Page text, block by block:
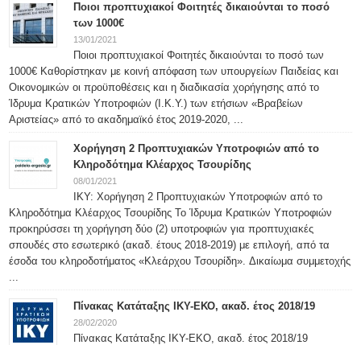
Ποιοι προπτυχιακοί Φοιτητές δικαιούνται το ποσό
των 1000€
13/01/2021
Ποιοι προπτυχιακοί Φοιτητές δικαιούνται το ποσό των
1000€ Καθορίστηκαν με κοινή απόφαση των υπουργείων Παιδείας και
Οικονομικών οι προϋποθέσεις και η διαδικασία χορήγησης από το
Ίδρυμα Κρατικών Υποτροφιών (Ι.Κ.Υ.) των ετήσιων «Βραβείων
Αριστείας» από το ακαδημαϊκό έτος 2019-2020, ...
Χορήγηση 2 Προπτυχιακών Υποτροφιών από το
Κληροδότημα Κλέαρχος Τσουρίδης
08/01/2021
ΙΚΥ: Χορήγηση 2 Προπτυχιακών Υποτροφιών από το
Κληροδότημα Κλέαρχος Τσουρίδης Το Ίδρυμα Κρατικών Υποτροφιών
προκηρύσσει τη χορήγηση δύο (2) υποτροφιών για προπτυχιακές
σπουδές στο εσωτερικό (ακαδ. έτους 2018-2019) με επιλογή, από τα
έσοδα του κληροδοτήματος «Κλεάρχου Τσουρίδη». Δικαίωμα συμμετοχής
...
Πίνακας Κατάταξης ΙΚΥ-ΕΚΟ, ακαδ. έτος 2018/19
28/02/2020
Πίνακας Κατάταξης ΙΚΥ-ΕΚΟ, ακαδ. έτος 2018/19